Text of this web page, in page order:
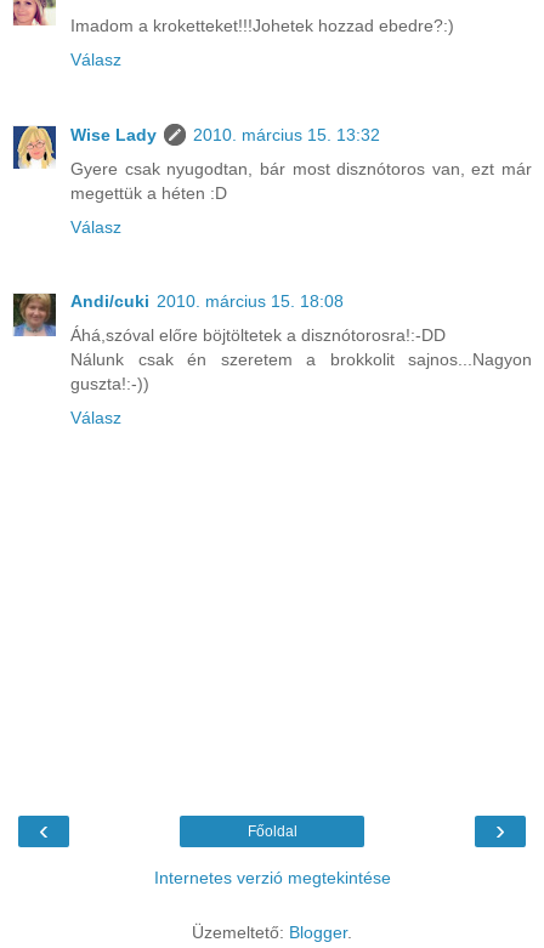
Imadom a kroketteket!!!Johetek hozzad ebedre?:)
Válasz
Wise Lady
2010. március 15. 13:32
Gyere csak nyugodtan, bár most disznótoros van, ezt már
megettük a héten :D
Válasz
Andi/cuki 2010. március 15. 18:08
Áhá,szóval előre böjtöltetek a disznótorosra!:-DD
Nálunk csak én szeretem a brokkolit sajnos...Nagyon
guszta!:-))
Válasz
‹ ›
Főoldal
Internetes verzió megtekintése
Üzemeltető: Blogger.